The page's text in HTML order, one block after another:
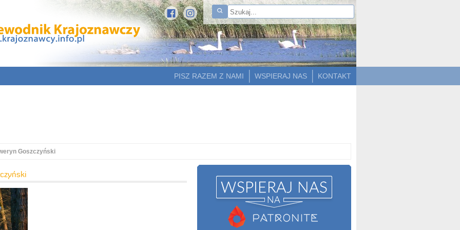
KONTAKT
WSPIERAJ NAS
PISZ RAZEM Z NAMI
Goszczyński